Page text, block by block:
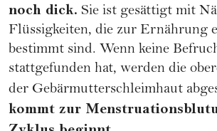
noch dick. Sie ist gesättigt mit
Flüssigkeiten, die zur Ernährung
bestimmt sind. Wenn keine
stattgefunden hat, werden die
der Gebärmutterschleimhaut
kommt zur